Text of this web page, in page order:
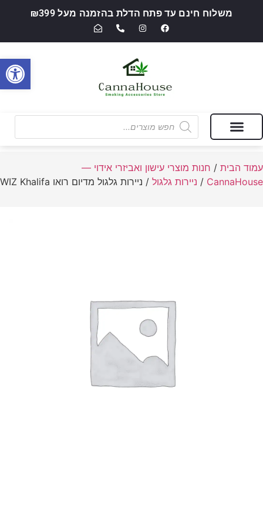
משלוח חינם עד פתח הדלת בהזמנה מעל ₪399
עמוד הבית / חנות מוצרי עישון ואביזרי אידוי —
CannaHouse
/ ניירות גלגול / ניירות גלגול מדיום רואו WIZ Khalifa
פתח